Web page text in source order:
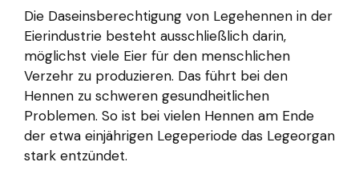
Die Daseinsberechtigung von Legehennen in der
Eierindustrie besteht ausschließlich darin,
möglichst viele Eier für den menschlichen
Verzehr zu produzieren. Das führt bei den
Hennen zu schweren gesundheitlichen
Problemen. So ist bei vielen Hennen am Ende
der etwa einjährigen Legeperiode das Legeorgan
stark entzündet.